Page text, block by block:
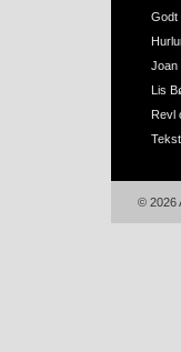
Godt
Joan
Lis
Revl
© 2026